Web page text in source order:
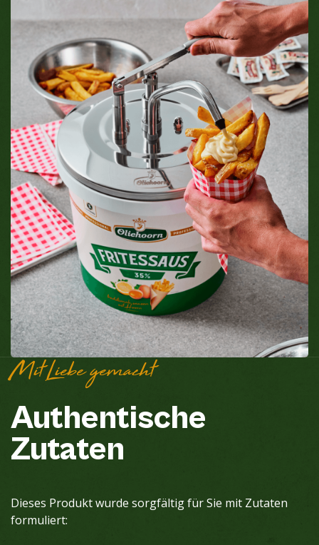
Mit Liebe gemacht
Authentische
Zutaten
Dieses Produkt wurde sorgfältig für Sie mit Zutaten
formuliert: